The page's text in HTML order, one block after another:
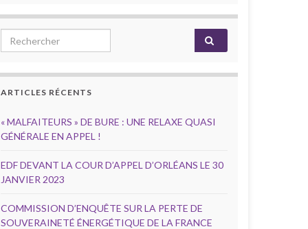
Search for:
ARTICLES RÉCENTS
« MALFAITEURS » DE BURE : UNE RELAXE QUASI
GÉNÉRALE EN APPEL !
EDF DEVANT LA COUR D’APPEL D’ORLÉANS LE 30
JANVIER 2023
COMMISSION D’ENQUÊTE SUR LA PERTE DE
SOUVERAINETÉ ÉNERGÉTIQUE DE LA FRANCE